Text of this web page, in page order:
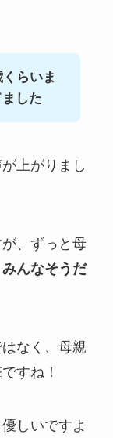
らいま
した
上がりまし
、ずっと母
みんなそうだ
なく、母親
すね！
しいですよ